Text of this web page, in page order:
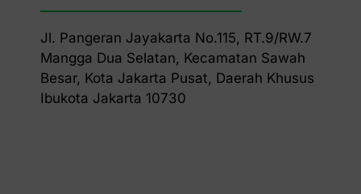
Jl. Pangeran Jayakarta No.115, RT.9/RW.7
Mangga Dua Selatan, Kecamatan Sawah
Besar, Kota Jakarta Pusat, Daerah Khusus
Ibukota Jakarta 10730